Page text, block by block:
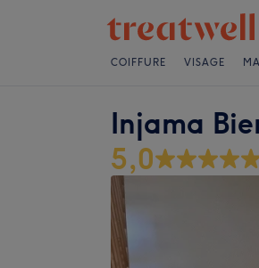
COIFFURE VISAGE
Injama
5,0